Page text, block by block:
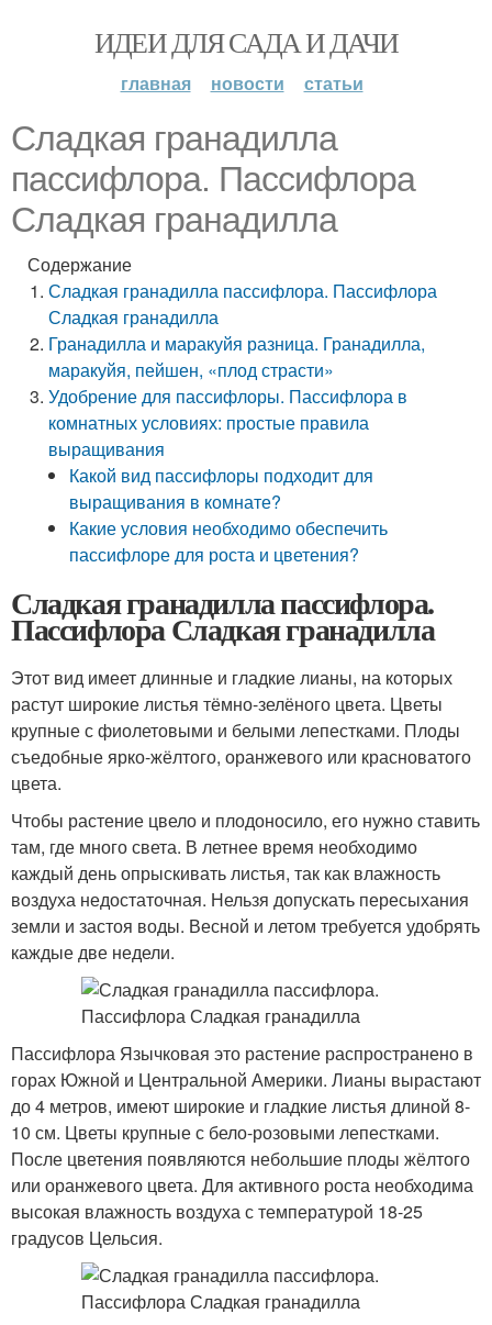
ИДЕИ ДЛЯ САДА И ДАЧИ
главная новости статьи
Сладкая гранадилла
пассифлора. Пассифлора
Сладкая гранадилла
Содержание
Сладкая гранадилла пассифлора. Пассифлора
Сладкая гранадилла
Гранадилла и маракуйя разница. Гранадилла,
маракуйя, пейшен, «плод страсти»
Удобрение для пассифлоры. Пассифлора в
комнатных условиях: простые правила
выращивания
Какой вид пассифлоры подходит для
выращивания в комнате?
Какие условия необходимо обеспечить
пассифлоре для роста и цветения?
Сладкая гранадилла пассифлора.
Пассифлора Сладкая гранадилла
Этот вид имеет длинные и гладкие лианы, на которых
растут широкие листья тёмно-зелёного цвета. Цветы
крупные с фиолетовыми и белыми лепестками. Плоды
съедобные ярко-жёлтого, оранжевого или красноватого
цвета.
Чтобы растение цвело и плодоносило, его нужно ставить
там, где много света. В летнее время необходимо
каждый день опрыскивать листья, так как влажность
воздуха недостаточная. Нельзя допускать пересыхания
земли и застоя воды. Весной и летом требуется удобрять
каждые две недели.
Пассифлора Язычковая это растение распространено в
горах Южной и Центральной Америки. Лианы вырастают
до 4 метров, имеют широкие и гладкие листья длиной 8-
10 см. Цветы крупные с бело-розовыми лепестками.
После цветения появляются небольшие плоды жёлтого
или оранжевого цвета. Для активного роста необходима
высокая влажность воздуха с температурой 18-25
градусов Цельсия.